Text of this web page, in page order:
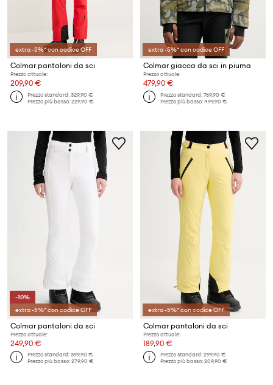
extra -5%* con codice OFF
Colmar pantaloni da sci
Prezzo attuale:
209,90 €
Prezzo standard:329,90 €
Prezzo più basso:229,90 €
extra -5%* con codice OFF
Colmar giacca da sci in piuma
Prezzo attuale:
479,90 €
Prezzo standard:769,90 €
Prezzo più basso:499,90 €
-10%
extra -5%* con codice OFF
Colmar pantaloni da sci
Prezzo attuale:
249,90 €
Prezzo standard:399,90 €
Prezzo più basso:279,90 €
extra -5%* con codice OFF
Colmar pantaloni da sci
Prezzo attuale:
189,90 €
Prezzo standard:299,90 €
Prezzo più basso:209,90 €